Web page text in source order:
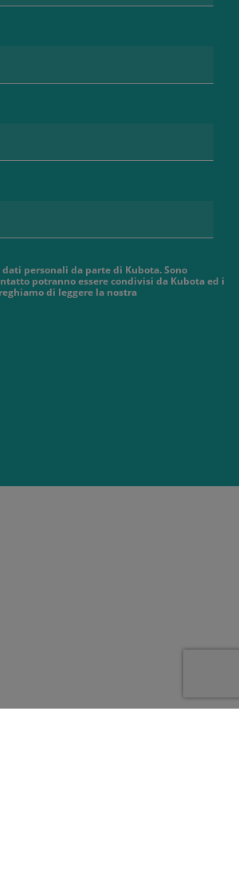
personali da parte di Kubota. Sono
potranno essere condivisi da Kubota ed i
di leggere la nostra